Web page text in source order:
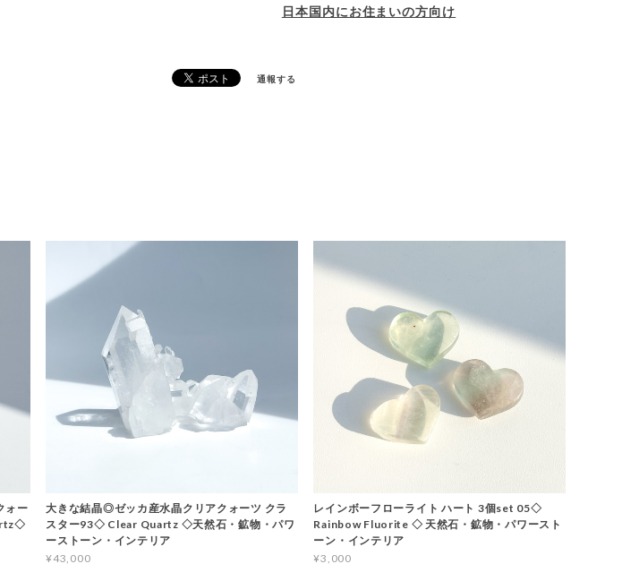
日本国内にお住まいの方向け
通報する
ォー
大きな結晶◎ゼッカ産水晶クリアクォーツ クラ
スター93◇ Clear Quartz ◇天然石・鉱物・パワ
ーストーン・インテリア
¥43,000
レインボーフローライト ハート 3個set 05◇
Rainbow Fluorite ◇ 天然石・鉱物・パワースト
ーン・インテリア
¥3,000